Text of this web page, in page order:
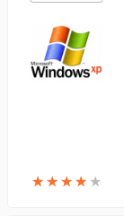
★★★★ ★
★★★★ ★